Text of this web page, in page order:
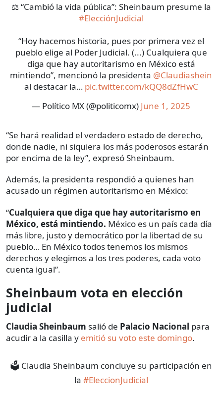
⚖️ “Cambió la vida pública”: Sheinbaum presume la
#ElecciónJudicial
“Hoy hacemos historia, pues por primera vez el
pueblo elige al Poder Judicial. (...) Cualquiera que
diga que hay autoritarismo en México está
mintiendo”, mencionó la presidenta @Claudiashein
al destacar la… pic.twitter.com/kQQ8dZfHwC
— Político MX (@politicomx) June 1, 2025
“Se hará realidad el verdadero estado de derecho,
donde nadie, ni siquiera los más poderosos estarán
por encima de la ley”, expresó Sheinbaum.
Además, la presidenta respondió a quienes han
acusado un régimen autoritarismo en México:
“Cualquiera que diga que hay autoritarismo en
México, está mintiendo. México es un país cada día
más libre, justo y democrático por la libertad de su
pueblo… En México todos tenemos los mismos
derechos y elegimos a los tres poderes, cada voto
cuenta igual”.
Sheinbaum vota en elección
judicial
Claudia Sheinbaum salió de Palacio Nacional para
acudir a la casilla y emitió su voto este domingo.
🗳️ Claudia Sheinbaum concluye su participación en
la #EleccionJudicial